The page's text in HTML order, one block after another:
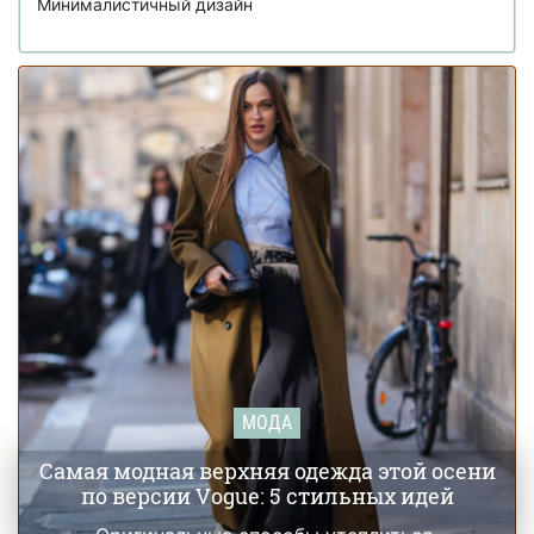
Минималистичный дизайн
МОДА
Самая модная верхняя одежда этой осени
по версии Vogue: 5 стильных идей